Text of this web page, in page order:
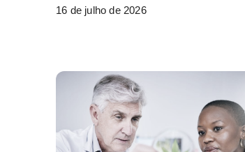
16 de julho de 2026